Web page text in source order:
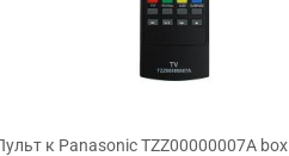
к Panasonic TZZ00000007A box